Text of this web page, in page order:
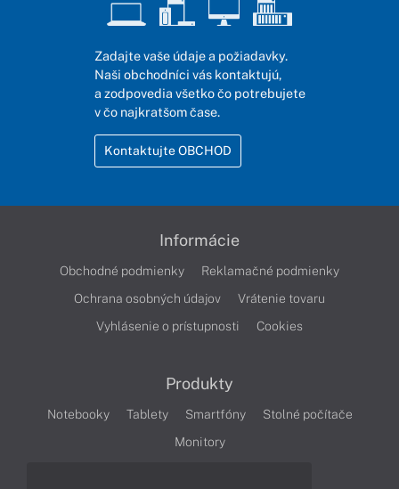
Zadajte vaše údaje a požiadavky.
Naši obchodníci vás kontaktujú,
a zodpovedia všetko čo potrebujete
v čo najkratšom čase.
Kontaktujte OBCHOD
Informácie
Obchodné podmienky
Reklamačné podmienky
Ochrana osobných údajov
Vrátenie tovaru
Vyhlásenie o prístupnosti
Cookies
Produkty
Notebooky Tablety Smartfóny
Stolné počítače
Monitory